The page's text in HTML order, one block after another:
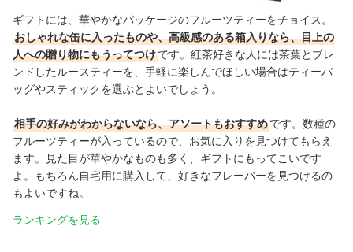
ギフトには、華やかなパッケージのフルーツティーをチョイス。
おしゃれな缶に入ったものや、高級感のある箱入りなら、目上の
人への贈り物にもうってつけです。紅茶好きな人には茶葉とブレ
ンドしたルースティーを、手軽に楽しんでほしい場合はティーバ
ッグやスティックを選ぶとよいでしょう。
相手の好みがわからないなら、アソートもおすすめです。数種の
フルーツティーが入っているので、お気に入りを見つけてもらえ
ます。見た目が華やかなものも多く、ギフトにもってこいです
よ。もちろん自宅用に購入して、好きなフレーバーを見つけるの
もよいですね。
ランキングを見る